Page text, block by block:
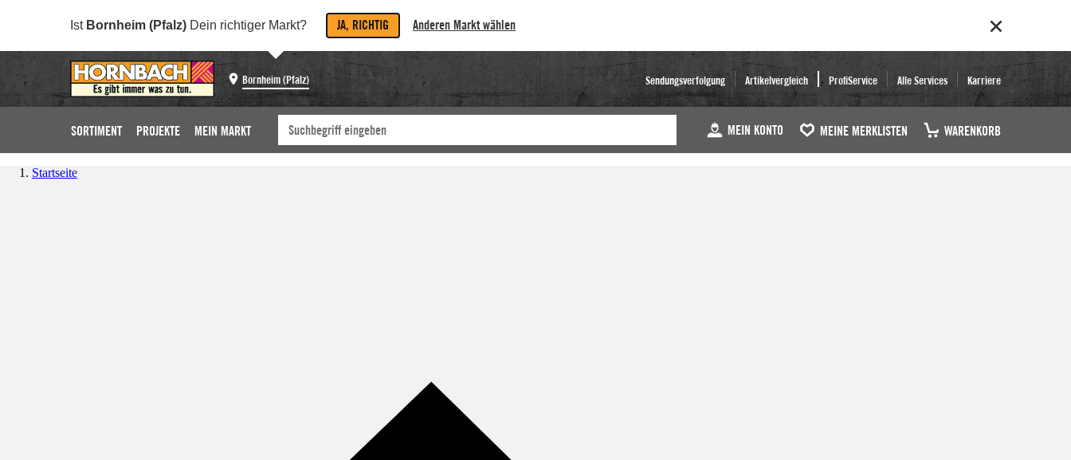
Ist Bornheim (Pfalz) Dein richtiger Markt? JA, RICHTIG Anderen Markt wählen
Bornheim (Pfalz) Sendungsverfolgung Artikelvergleich ProfiService Alle Services Karriere
SORTIMENT PROJEKTE MEIN MARKT MEIN KONTO MEINE MERKLISTEN WARENKORB
Startseite